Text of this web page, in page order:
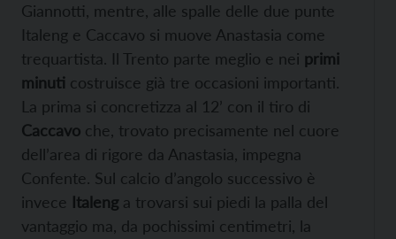
Giannotti, mentre, alle spalle delle due punte
Italeng e Caccavo si muove Anastasia come
trequartista. Il Trento parte meglio e nei primi
minuti costruisce già tre occasioni importanti.
La prima si concretizza al 12’ con il tiro di
Caccavo che, trovato precisamente nel cuore
dell’area di rigore da Anastasia, impegna
Confente. Sul calcio d’angolo successivo è
invece Italeng a trovarsi sui piedi la palla del
vantaggio ma, da pochissimi centimetri, la